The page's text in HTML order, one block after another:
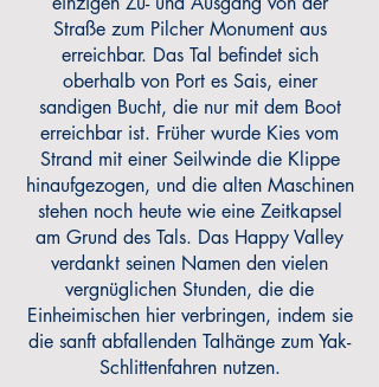
Straße zum Pilcher Monument aus
erreichbar. Das Tal befindet sich
oberhalb von Port es Sais, einer
sandigen Bucht, die nur mit dem Boot
erreichbar ist. Früher wurde Kies vom
Strand mit einer Seilwinde die Klippe
hinaufgezogen, und die alten Maschinen
stehen noch heute wie eine Zeitkapsel
am Grund des Tals. Das Happy Valley
verdankt seinen Namen den vielen
vergnüglichen Stunden, die die
Einheimischen hier verbringen, indem sie
die sanft abfallenden Talhänge zum Yak-
Schlittenfahren nutzen.